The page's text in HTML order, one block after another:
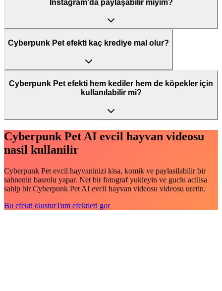
Instagram'da paylaşabilir miyim?
Cyberpunk Pet efekti kaç krediye mal olur?
Cyberpunk Pet efekti hem kediler hem de köpekler için
kullanılabilir mi?
Cyberpunk Pet AI evcil hayvan videosu
nasil kullanilir
Cyberpunk Pet evcil hayvaninizi kisa, komik ve paylasilabilir bir
sahnenin basrolu yapar. Net bir fotograf yukleyin ve guclu acilisa
sahip bir Cyberpunk Pet AI evcil hayvan videosu videosu uretin.
Bu efekti olusturTum efektleri gor